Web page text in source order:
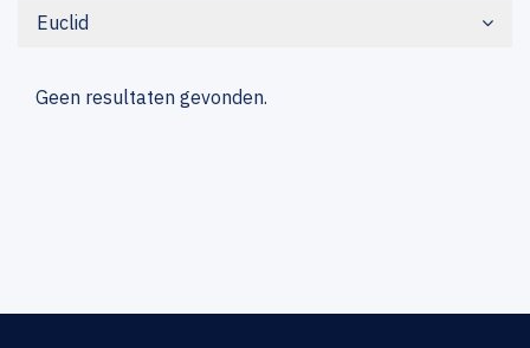
Euclid
Geen resultaten gevonden.